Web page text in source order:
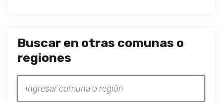
Buscar en otras comunas o
regiones